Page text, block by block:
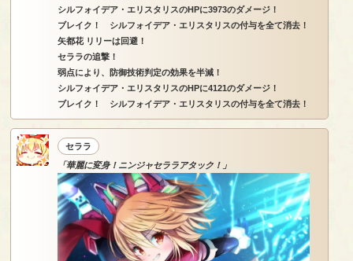
シルフォイデア・エリスタリスのHPに3973のダメージ！
ブレイク！ シルフォイデア・エリスタリスの付与を全て消去！
矢都花 リリーは回避！
セララの追撃！
弱点により、防御技術判定の効果を半減！
シルフォイデア・エリスタリスのHPに4121のダメージ！
ブレイク！ シルフォイデア・エリスタリスの付与を全て消去！
セララ
「華麗に変身！ニンジャセララアタック！」